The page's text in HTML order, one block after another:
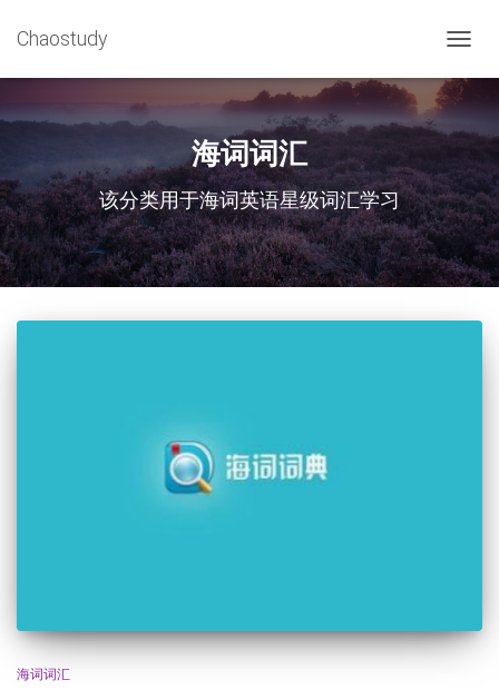
Chaostudy
换
导
海词词汇
该分类用于海词英语星级词汇学习
海词词汇